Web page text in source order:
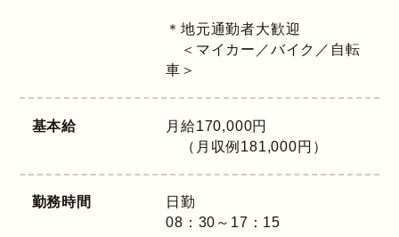
＊地元通勤者大歓迎
＜マイカー／バイク／自転
車＞
基本給
月給170,000円
（月収例181,000円）
勤務時間
日勤
08：30～17：15